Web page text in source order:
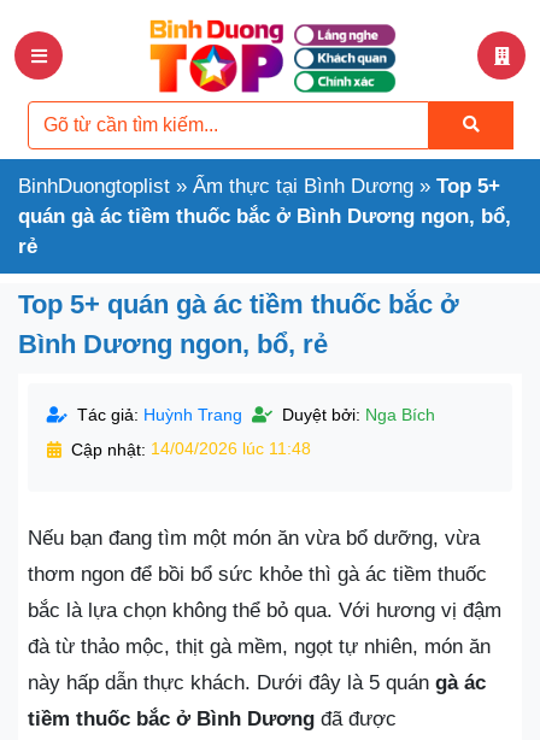
BinhDuongtoplist » Ẩm thực tại Bình Dương » Top 5+
quán gà ác tiềm thuốc bắc ở Bình Dương ngon, bổ,
rẻ
Top 5+ quán gà ác tiềm thuốc bắc ở
Bình Dương ngon, bổ, rẻ
Tác giả: Huỳnh Trang Duyệt bởi: Nga Bích
Cập nhật: 14/04/2026 lúc 11:48
Nếu bạn đang tìm một món ăn vừa bổ dưỡng, vừa
thơm ngon để bồi bổ sức khỏe thì gà ác tiềm thuốc
bắc là lựa chọn không thể bỏ qua. Với hương vị đậm
đà từ thảo mộc, thịt gà mềm, ngọt tự nhiên, món ăn
này hấp dẫn thực khách. Dưới đây là 5 quán gà ác
tiềm thuốc bắc ở Bình Dương đã được